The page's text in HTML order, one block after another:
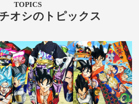
TOPICS
オシのトピックス